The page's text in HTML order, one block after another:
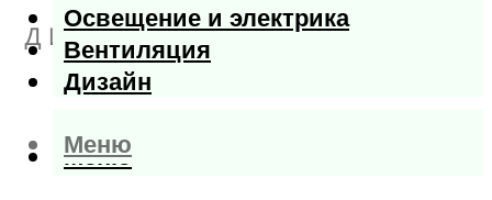
Освещение и электрика
Вентиляция
Дизайн
Меню
Меню